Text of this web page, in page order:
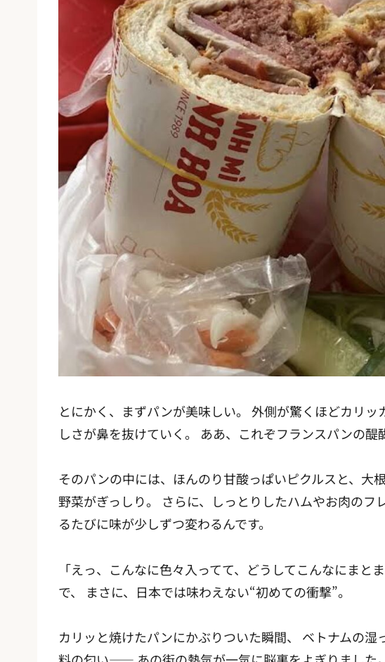
とにかく、まずパンが美味しい。 外側が驚くほどカリ
しさが鼻を抜けていく。 ああ、これぞフランスパンの醍
そのパンの中には、ほんのり甘酸っぱいピクルスと、大
野菜がぎっしり。 さらに、しっとりしたハムやお肉のフ
るたびに味が少しずつ変わるんです。
「えっ、こんなに色々入ってて、どうしてこんなにまと
で、 まさに、日本では味わえない“初めての衝撃”。
カリッと焼けたパンにかぶりついた瞬間、 ベトナムの